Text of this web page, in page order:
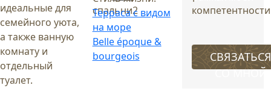
идеальные для
семейного уюта,
а также ванную
комнату и
отдельный
туалет.
спальни2
Терраса с видом
на море
Belle époque &
bourgeois
СО МНОЙ